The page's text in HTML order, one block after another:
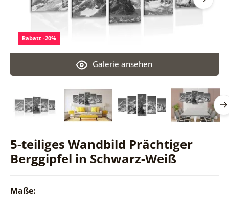
5-teiliges Wandbild Prächtiger
Berggipfel in Schwarz-Weiß
Galerie ansehen
Rabatt -20%
Maße: